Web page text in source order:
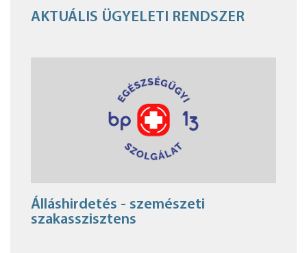
AKTUÁLIS ÜGYELETI RENDSZER
Álláshirdetés - szemészeti
szakasszisztens